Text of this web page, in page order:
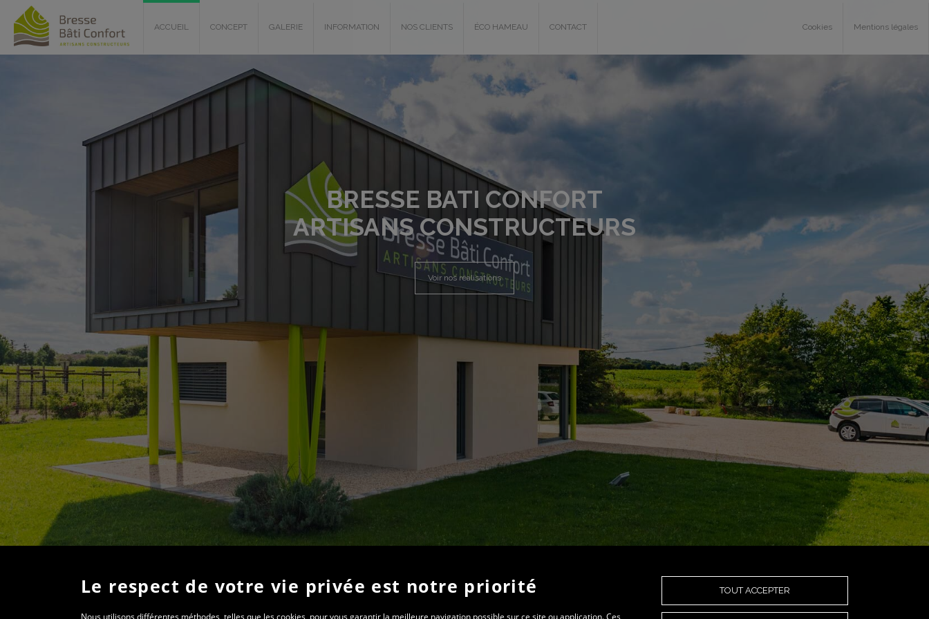
ACCUEIL CONCEPT GALERIE INFORMATION NOS CLIENTS ÉCO HAMEAU CONTACT Mentions légales
Cookies
BRESSE BATI CONFORT
ARTISANS CONSTRUCTEURS
Voir nos réalisations
Le respect de votre vie privée est notre priorité
Nous utilisons différentes méthodes, telles que les cookies, pour vous garantir la meilleure navigation possible sur ce site ou application. Ces
TOUT ACCEPTER